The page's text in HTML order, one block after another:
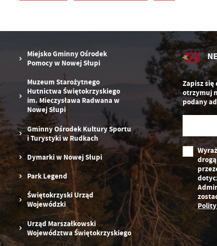
Miejsko Gminny Ośrodek
Pomocy w Nowej Słupi
Muzeum Starożytnego
Hutnictwa Świętokrzyskiego
im. Mieczysława Radwana w
Nowej Słupi
Gminny Ośrodek Kultury Sportu
i Turystyki w Rudkach
Dymarki w Nowej Słupi
Park Legend
Świętokrzyski Urząd
Wojewódzki
Urząd Marszałkowski
Województwa Świętokrzyskiego
Zapisz
otrzymuj
podany